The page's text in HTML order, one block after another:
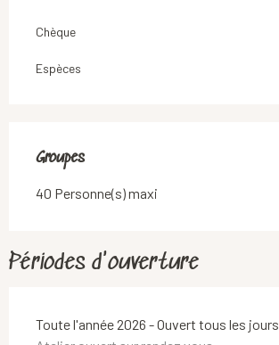
Chèque
Espèces
Groupes
Groupes
40 Personne(s) maxi
Périodes d'ouverture
Toute l'année 2026 - Ouvert tous les jours